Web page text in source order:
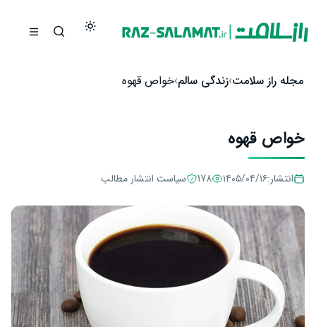
مجله راز سلامت زندگی سالم خواص قهوه
خواص قهوه
انتشار:۱۴۰۵/۰۴/۱۶ 178 سیاست انتشار مطالب